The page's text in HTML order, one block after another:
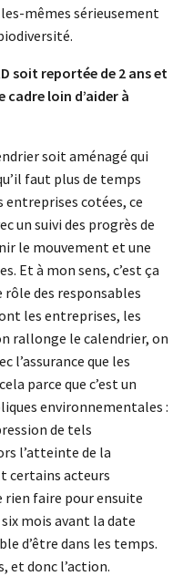
mêmes sérieusement
soit reportée de 2 ans et
cadre loin d’aider à
soit aménagé qui
faut plus de temps
entreprises cotées, ce
un suivi des progrès de
le mouvement et une
Et à mon sens, c’est ça
rôle des responsables
les entreprises, les
rallonge le calendrier, on
l’assurance que les
parce que c’est un
environnementales :
de tels
l’atteinte de la
certains acteurs
faire pour ensuite
mois avant la date
d’être dans les temps.
et donc l’action.